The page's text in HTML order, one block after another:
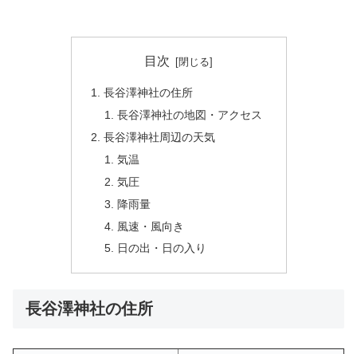
目次
長谷澤神社の住所
長谷澤神社の地図・アクセス
長谷澤神社周辺の天気
気温
気圧
降雨量
風速・風向き
日の出・日の入り
長谷澤神社の住所